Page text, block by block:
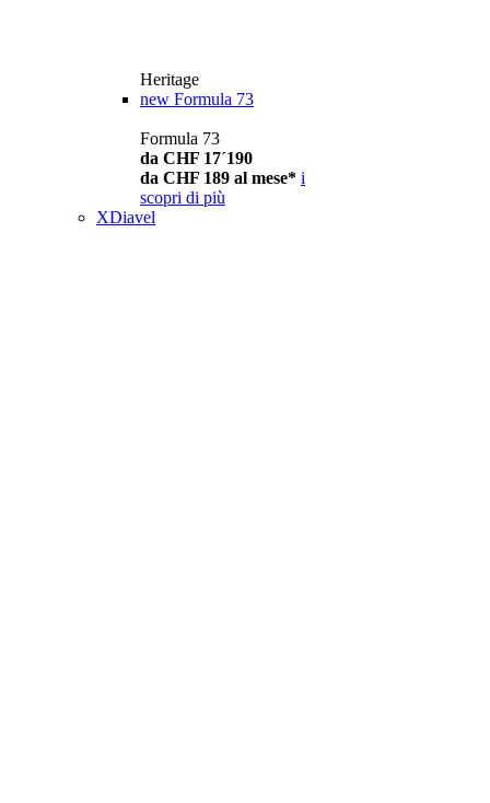
Heritage
new Formula 73
Formula 73
da CHF 17´190
da CHF 189 al mese* i
scopri di più
XDiavel